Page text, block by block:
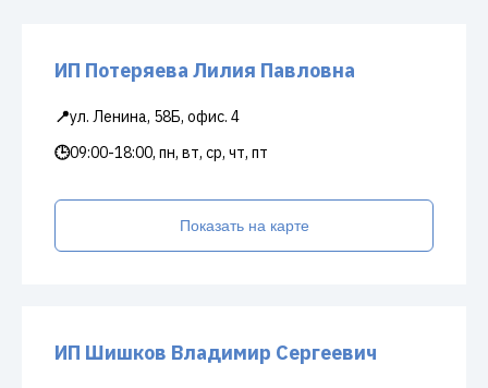
ИП Потеряева Лилия Павловна
📍ул. Ленина, 58Б, офис. 4
🕒09:00-18:00, пн, вт, ср, чт, пт
Показать на карте
ИП Шишков Владимир Сергеевич